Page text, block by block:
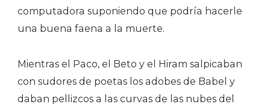
computadora suponiendo que podría hacerle
una buena faena a la muerte.
Mientras el Paco, el Beto y el Hiram salpicaban
con sudores de poetas los adobes de Babel y
daban pellizcos a las curvas de las nubes del